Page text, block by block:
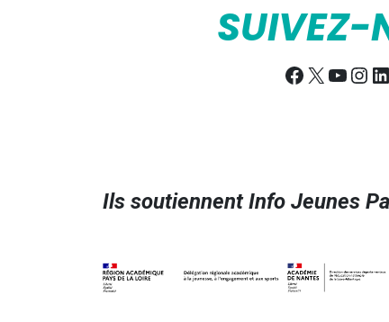
SUIVEZ-
Facebook
X
Ils soutiennent Info Jeunes